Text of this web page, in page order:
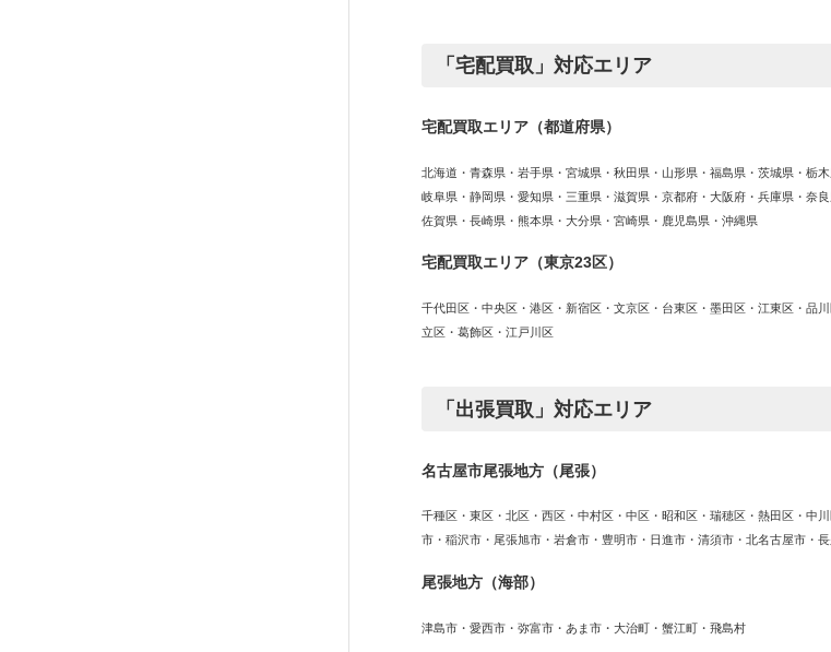
「宅配買取」対応エリア
宅配買取エリア（都道府県）
北海道・青森県・岩手県・宮城県・秋田県・山形県・福島県・茨城県・栃
岐阜県・静岡県・愛知県・三重県・滋賀県・京都府・大阪府・兵庫県・奈
佐賀県・長崎県・熊本県・大分県・宮崎県・鹿児島県・沖縄県
宅配買取エリア（東京23区）
千代田区・中央区・港区・新宿区・文京区・台東区・墨田区・江東区・品
立区・葛飾区・江戸川区
「出張買取」対応エリア
名古屋市尾張地方（尾張）
千種区・東区・北区・西区・中村区・中区・昭和区・瑞穂区・熱田区・中
市・稲沢市・尾張旭市・岩倉市・豊明市・日進市・清須市・北名古屋市・
尾張地方（海部）
津島市・愛西市・弥富市・あま市・大治町・蟹江町・飛島村